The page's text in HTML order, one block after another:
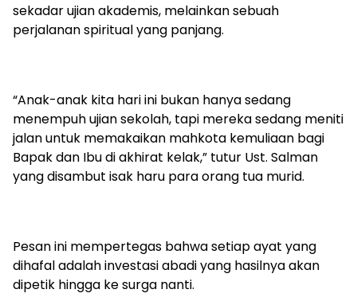
sekadar ujian akademis, melainkan sebuah
perjalanan spiritual yang panjang.
“Anak-anak kita hari ini bukan hanya sedang
menempuh ujian sekolah, tapi mereka sedang meniti
jalan untuk memakaikan mahkota kemuliaan bagi
Bapak dan Ibu di akhirat kelak,” tutur Ust. Salman
yang disambut isak haru para orang tua murid.
Pesan ini mempertegas bahwa setiap ayat yang
dihafal adalah investasi abadi yang hasilnya akan
dipetik hingga ke surga nanti.